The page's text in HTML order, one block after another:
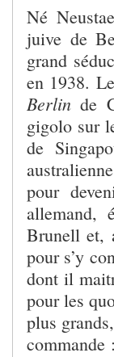
Né
juive de
grand
en 1938.
Berlin de
gigolo sur
de
pour
allemand,
Brunell et,
pour s’y
dont il
pour les
plus
commande :